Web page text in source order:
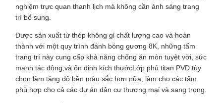
nghiệm trực quan thanh lịch mà không cần ánh sáng trang
trí bổ sung.
Được sản xuất từ thép không gỉ chất lượng cao và hoàn
thành với một quy trình đánh bóng gương 8K, những tấm
trang trí này cung cấp khả năng chống ăn mòn tuyệt vời, sức
mạnh tác động,và ổn định kích thướcLớp phủ titan PVD tùy
chọn làm tăng độ bền màu sắc hơn nữa, làm cho các tấm
phù hợp cho cả các dự án dân cư thương mại và sang trọng.